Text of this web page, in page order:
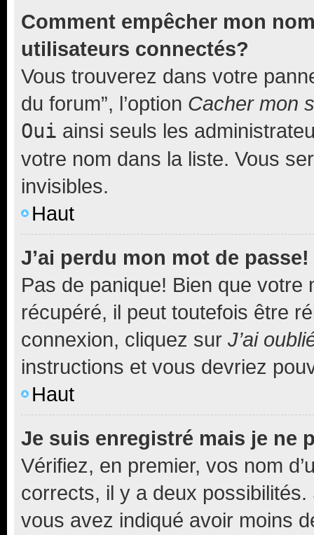
Comment empêcher mon
utilisateurs connectés?
Vous trouverez dans votre
du forum”, l’option Cacher mon
Oui ainsi seuls les
votre nom dans la liste. Vous
invisibles.
Haut
J’ai perdu mon mot de passe!
Pas de panique! Bien que
récupéré, il peut toutefois être
connexion, cliquez sur J’ai
instructions et vous devriez
Haut
Je suis enregistré mais je ne
Vérifiez, en premier, vos nom
corrects, il y a deux
vous avez indiqué avoir moins